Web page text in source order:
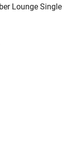
Lounge Single